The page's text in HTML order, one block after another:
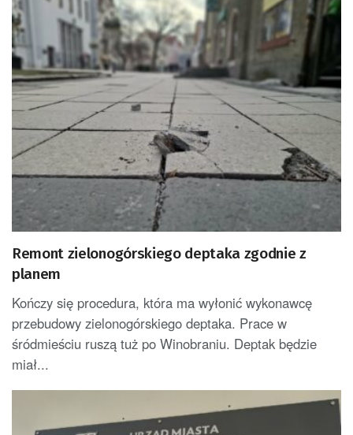
Remont zielonogórskiego deptaka zgodnie z
planem
Kończy się procedura, która ma wyłonić wykonawcę
przebudowy zielonogórskiego deptaka. Prace w
śródmieściu ruszą tuż po Winobraniu. Deptak będzie
miał...